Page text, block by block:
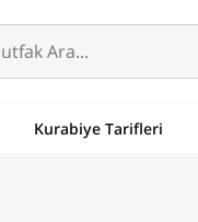
Kurabiye Tarifleri